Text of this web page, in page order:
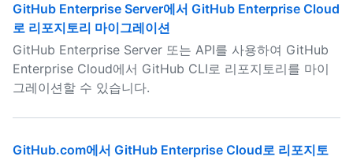
GitHub Enterprise Server에서 GitHub Enterprise Cloud
로 리포지토리 마이그레이션
GitHub Enterprise Server 또는 API를 사용하여 GitHub
Enterprise Cloud에서 GitHub CLI로 리포지토리를 마이
그레이션할 수 있습니다.
GitHub.com에서 GitHub Enterprise Cloud로 리포지토